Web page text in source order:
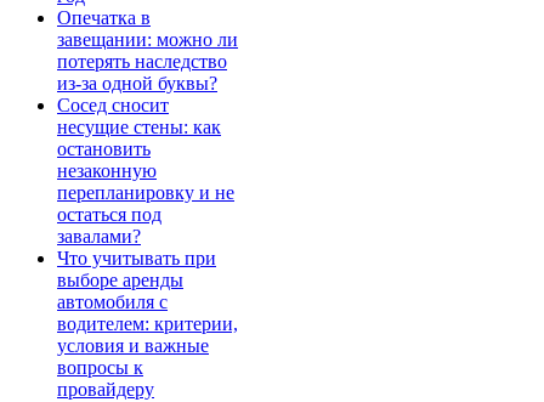
Опечатка в
завещании: можно ли
потерять наследство
из-за одной буквы?
Сосед сносит
несущие стены: как
остановить
незаконную
перепланировку и не
остаться под
завалами?
Что учитывать при
выборе аренды
автомобиля с
водителем: критерии,
условия и важные
вопросы к
провайдеру